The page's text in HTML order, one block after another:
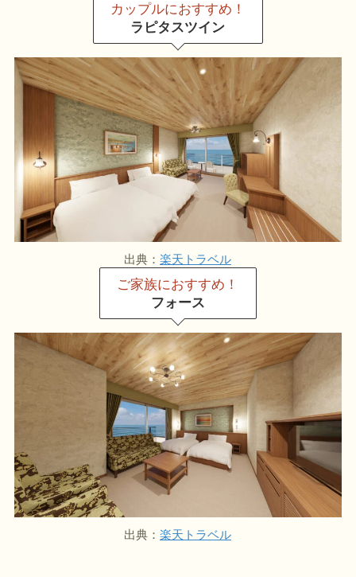
カップルにおすすめ！
ラピタスツイン
出典： 楽天トラベル
ご家族におすすめ！
フォース
出典： 楽天トラベル